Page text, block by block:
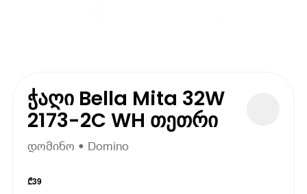
ჭაღი Bella Mita 32W
2173-2C WH თეთრი
დომინო • Domino
₾39